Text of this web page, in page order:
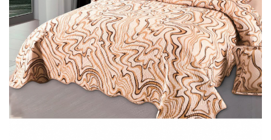
Pilote cu blăniță